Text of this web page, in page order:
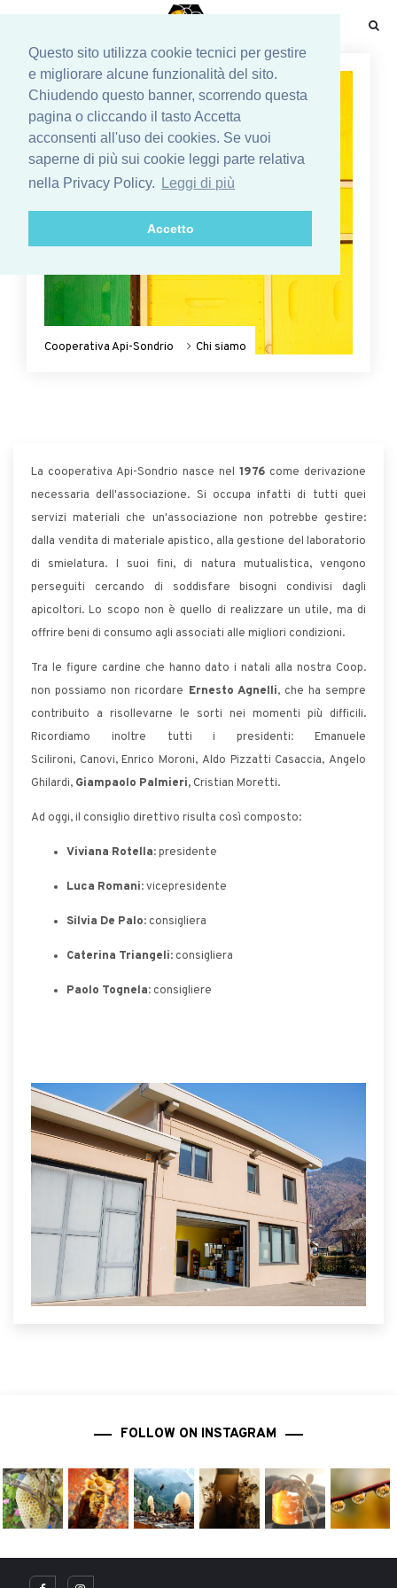
Questo sito utilizza cookie tecnici per gestire
e migliorare alcune funzionalità del sito.
Chiudendo questo banner, scorrendo questa
pagina o cliccando il tasto Accetta
acconsenti all'uso dei cookies. Se vuoi
saperne di più sui cookie leggi parte relativa
nella Privacy Policy.
Leggi di più
Accetto
Cooperativa Api-Sondrio Chi siamo
La cooperativa Api-Sondrio nasce nel 1976 come derivazione
necessaria dell'associazione. Si occupa infatti di tutti quei
servizi materiali che un'associazione non potrebbe gestire:
dalla vendita di materiale apistico, alla gestione del laboratorio
di smielatura. I suoi fini, di natura mutualistica, vengono
perseguiti cercando di soddisfare bisogni condivisi dagli
apicoltori. Lo scopo non è quello di realizzare un utile, ma di
offrire beni di consumo agli associati alle migliori condizioni.
Tra le figure cardine che hanno dato i natali alla nostra Coop.
non possiamo non ricordare Ernesto Agnelli, che ha sempre
contribuito a risollevarne le sorti nei momenti più difficili.
Ricordiamo inoltre tutti i presidenti: Emanuele
Scilironi, Canovi, Enrico Moroni, Aldo Pizzatti Casaccia, Angelo
Ghilardi, Giampaolo Palmieri, Cristian Moretti.
Ad oggi, il consiglio direttivo risulta così composto:
Viviana Rotella: presidente
Luca Romani: vicepresidente
Silvia De Palo: consigliera
Caterina Triangeli: consigliera
Paolo Tognela:consigliere
FOLLOW ON INSTAGRAM